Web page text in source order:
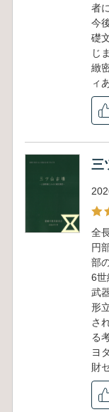
者
今
礎
じ
緻
ィ
三
全
円
部
6世
武
形
さ
る
ヨ
財